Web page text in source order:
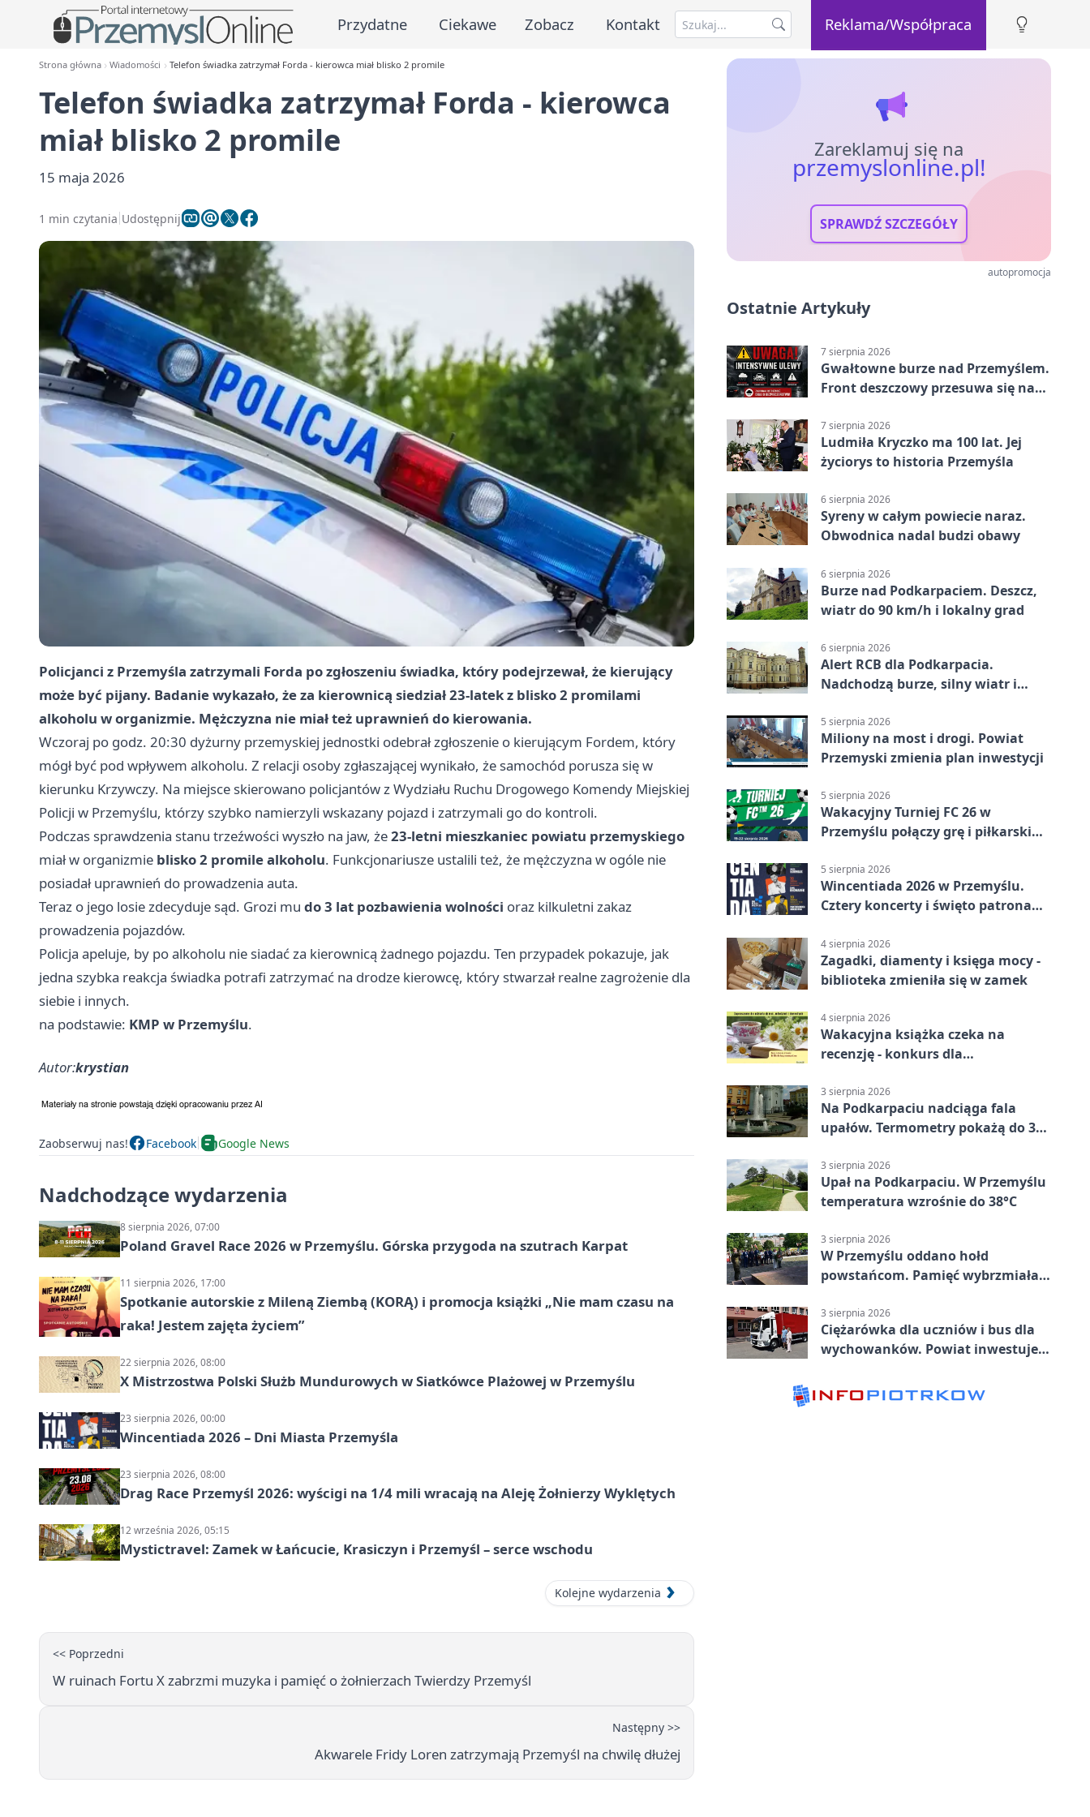
Przydatne Ciekawe Zobacz Kontakt Reklama/Współpraca
Strona główna Wiadomości Telefon świadka zatrzymał Forda - kierowca miał blisko 2 promile
Telefon świadka zatrzymał Forda - kierowca
miał blisko 2 promile
15 maja 2026
1 min czytania Udostępnij
Policjanci z Przemyśla zatrzymali Forda po zgłoszeniu świadka, który podejrzewał, że kierujący
może być pijany. Badanie wykazało, że za kierownicą siedział23-latekz blisko2 promilami
alkoholu w organizmie. Mężczyzna nie miał też uprawnień do kierowania.
Wczoraj po godz. 20:30 dyżurny przemyskiej jednostki odebrał zgłoszenie o kierującym Fordem, który
mógł być pod wpływem alkoholu. Z relacji osoby zgłaszającej wynikało, że samochód porusza się w
kierunku Krzywczy. Na miejsce skierowano policjantów z Wydziału Ruchu Drogowego Komendy Miejskiej
Policji w Przemyślu, którzy szybko namierzyli wskazany pojazd i zatrzymali go do kontroli.
Podczas sprawdzenia stanu trzeźwości wyszło na jaw, że23-letni mieszkaniec powiatu przemyskiego
miał w organizmie blisko 2 promile alkoholu. Funkcjonariusze ustalili też, że mężczyzna w ogóle nie
posiadał uprawnień do prowadzenia auta.
Teraz o jego losie zdecyduje sąd. Grozi mu do 3 lat pozbawienia wolności oraz kilkuletni zakaz
prowadzenia pojazdów.
Policja apeluje, by po alkoholu nie siadać za kierownicą żadnego pojazdu. Ten przypadek pokazuje, jak
jedna szybka reakcja świadka potrafi zatrzymać na drodze kierowcę, który stwarzał realne zagrożenie dla
siebie i innych.
na podstawie: KMP w Przemyślu.
Autor:krystian
Zaobserwuj nas! Facebook Google News
Nadchodzące wydarzenia
8 sierpnia 2026, 07:00
Poland Gravel Race 2026 w Przemyślu. Górska przygoda na szutrach Karpat
11 sierpnia 2026, 17:00
Spotkanie autorskie z Mileną Ziembą (KORĄ) i promocja książki „Nie mam czasu na
raka! Jestem zajęta życiem”
22 sierpnia 2026, 08:00
X Mistrzostwa Polski Służb Mundurowych w Siatkówce Plażowej w Przemyślu
23 sierpnia 2026, 00:00
Wincentiada 2026 – Dni Miasta Przemyśla
23 sierpnia 2026, 08:00
Drag Race Przemyśl 2026: wyścigi na 1/4 mili wracają na Aleję Żołnierzy Wyklętych
12 września 2026, 05:15
Mystictravel: Zamek w Łańcucie, Krasiczyn i Przemyśl – serce wschodu
Kolejne wydarzenia
<< Poprzedni
W ruinach Fortu X zabrzmi muzyka i pamięć o żołnierzach Twierdzy Przemyśl
Następny >>
Akwarele Fridy Loren zatrzymają Przemyśl na chwilę dłużej
Zareklamuj się na
przemyslonline.pl!
SPRAWDŹ SZCZEGÓŁY
autopromocja
Ostatnie Artykuły
7 sierpnia 2026
Gwałtowne burze nad Przemyślem.
Front deszczowy przesuwa się na
7 sierpnia 2026
Ludmiła Kryczko ma 100 lat. Jej
życiorys to historia Przemyśla
6 sierpnia 2026
Syreny w całym powiecie naraz.
Obwodnica nadal budzi obawy
6 sierpnia 2026
Burze nad Podkarpaciem. Deszcz,
wiatr do 90 km/h i lokalny grad
6 sierpnia 2026
Alert RCB dla Podkarpacia.
Nadchodzą burze, silny wiatr i
5 sierpnia 2026
Miliony na most i drogi. Powiat
Przemyski zmienia plan inwestycji
5 sierpnia 2026
Wakacyjny Turniej FC 26 w
Przemyślu połączy grę i piłkarski
5 sierpnia 2026
Wincentiada 2026 w Przemyślu.
Cztery koncerty i święto patrona
4 sierpnia 2026
Zagadki, diamenty i księga mocy -
biblioteka zmieniła się w zamek
4 sierpnia 2026
Wakacyjna książka czeka na
recenzję - konkurs dla
3 sierpnia 2026
Na Podkarpaciu nadciąga fala
upałów. Termometry pokażą do 36
3 sierpnia 2026
Upał na Podkarpaciu. W Przemyślu
temperatura wzrośnie do 38°C
3 sierpnia 2026
W Przemyślu oddano hołd
powstańcom. Pamięć wybrzmiała
3 sierpnia 2026
Ciężarówka dla uczniów i bus dla
wychowanków. Powiat inwestuje